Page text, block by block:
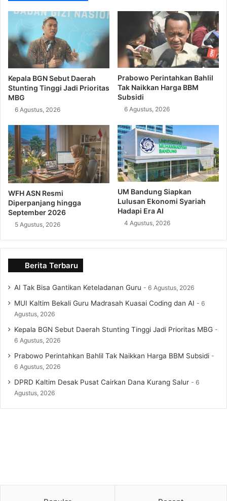
Kepala BGN Sebut Daerah
Stunting Tinggi Jadi Prioritas
MBG
6 Agustus, 2026
Prabowo Perintahkan Bahlil
Tak Naikkan Harga BBM
Subsidi
6 Agustus, 2026
WFH ASN Resmi
Diperpanjang hingga
September 2026
5 Agustus, 2026
UM Bandung Siapkan
Lulusan Ekonomi Syariah
Hadapi Era AI
4 Agustus, 2026
Berita Terbaru
AI Tak Bisa Gantikan Keteladanan Guru 6 Agustus, 2026
MUI Kaltim Bekali Guru Madrasah Kuasai Coding dan AI
6
Agustus, 2026
Kepala BGN Sebut Daerah Stunting Tinggi Jadi Prioritas MBG
6 Agustus, 2026
Prabowo Perintahkan Bahlil Tak Naikkan Harga BBM Subsidi
6 Agustus, 2026
DPRD Kaltim Desak Pusat Cairkan Dana Kurang Salur
6
Agustus, 2026